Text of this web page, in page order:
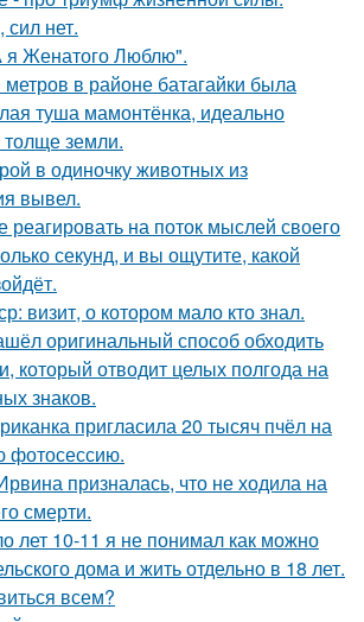
нет.
я Женатого Люблю".
в районе батагайки была
туша мамонтёнка, идеально
земли.
в одиночку животных из
вывел.
реагировать на поток мыслей своего
секунд, и вы ощутите, какой
визит, о котором мало кто знал.
оригинальный способ обходить
который отводит целых полгода на
знаков.
пригласила 20 тысяч пчёл на
фотосессию.
призналась, что не ходила на
смерти.
лет 10-11 я не понимал как можно
дома и жить отдельно в 18 лет.
всем?